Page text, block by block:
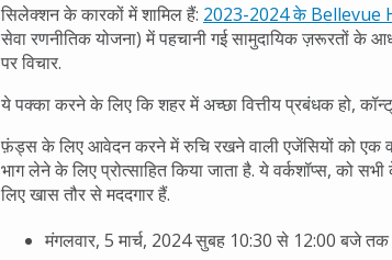
सिलेक्शन के कारकों में शामिल हैं: 2023-2024 के Bellevue
सेवा रणनीतिक योजना) में पहचानी गई सामुदायिक ज़रूरतों के
पर विचार.
ये पक्का करने के लिए कि शहर में अच्छा वित्तीय प्रबंधक हो,
फ़ंड्स के लिए आवेदन करने में रुचि रखने वाली एजेंसियों को एक
भाग लेने के लिए प्रोत्साहित किया जाता है. ये वर्कशॉप्स, को
लिए खास तौर से मददगार हैं.
मंगलवार, 5 मार्च, 2024 सुबह 10:30 से 12:00